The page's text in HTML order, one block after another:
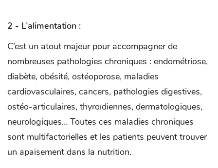
2 - L’alimentation :
C’est un atout majeur pour accompagner de
nombreuses pathologies chroniques : endométriose,
diabète, obésité, ostéoporose, maladies
cardiovasculaires, cancers, pathologies digestives,
ostéo-articulaires, thyroïdiennes, dermatologiques,
neurologiques… Toutes ces maladies chroniques
sont multifactorielles et les patients peuvent trouver
un apaisement dans la nutrition.